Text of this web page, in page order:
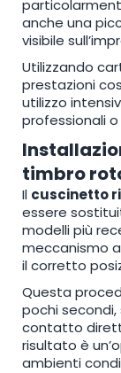
anche una
visibile
Utilizzando
prestazioni
utilizzo
professionali
timbro
Il cuscinetto
essere
modelli più
meccanismo
il corretto
Questa
pochi
contatto
risultato è
ambienti